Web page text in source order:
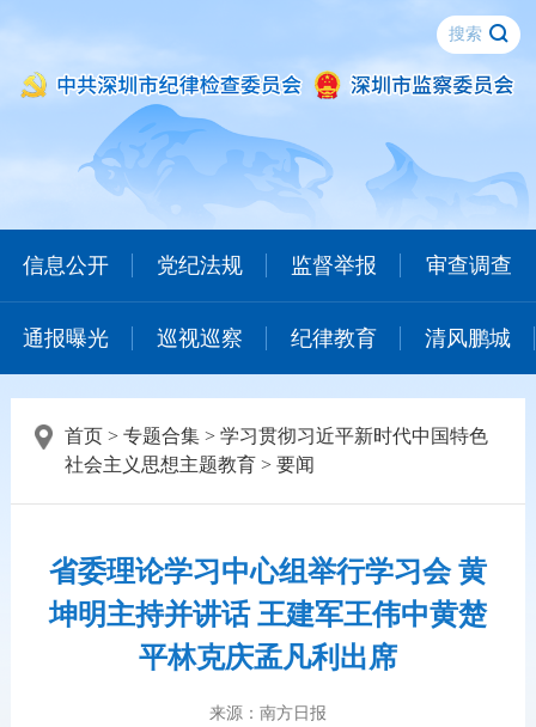
信息公开 党纪法规 监督举报 审查调查
通报曝光 巡视巡察 纪律教育 清风鹏城
首页> 专题合集> 学习贯彻习近平新时代中国特色
社会主义思想主题教育> 要闻
省委理论学习中心组举行学习会 黄
坤明主持并讲话 王建军王伟中黄楚
平林克庆孟凡利出席
来源：南方日报